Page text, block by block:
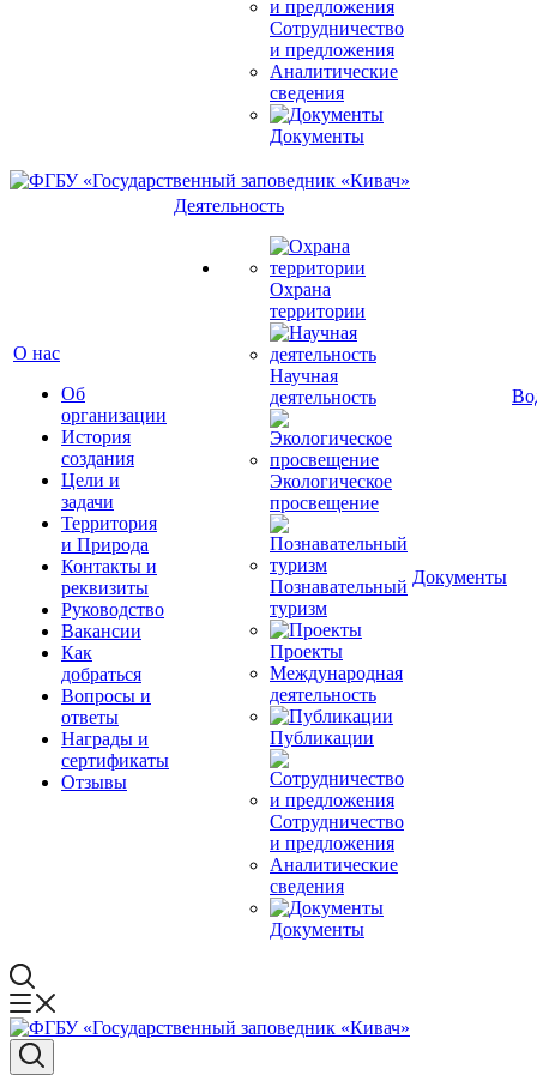
Сотрудничество
и предложения
Аналитические
сведения
Документы
О нас
Об
организации
История
создания
Цели и
задачи
Территория
и Природа
Контакты и
реквизиты
Руководство
Вакансии
Как
добраться
Вопросы и
ответы
Награды и
сертификаты
Отзывы
Деятельность
Охрана
территории
Научная
деятельность
Экологическое
просвещение
Познавательный
туризм
Проекты
Международная
деятельность
Публикации
Сотрудничество
и предложения
Аналитические
сведения
Документы
Документы